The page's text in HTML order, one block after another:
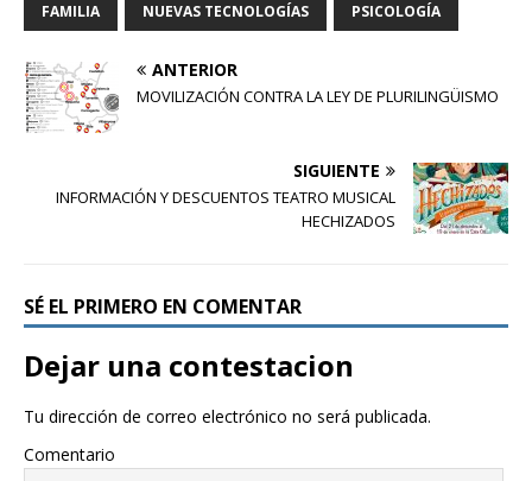
FAMILIA NUEVAS TECNOLOGÍAS PSICOLOGÍA
ANTERIOR
MOVILIZACIÓN CONTRA LA LEY DE PLURILINGÜISMO
SIGUIENTE
INFORMACIÓN Y DESCUENTOS TEATRO MUSICAL
HECHIZADOS
SÉ EL PRIMERO EN COMENTAR
Dejar una contestacion
Tu dirección de correo electrónico no será publicada.
Comentario